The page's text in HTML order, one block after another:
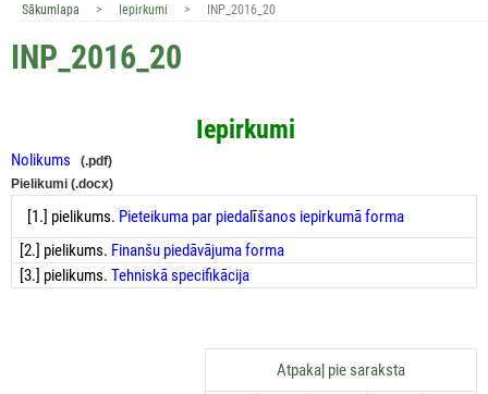
Sākumlapa > Iepirkumi > INP_2016_20
INP_2016_20
Iepirkumi
Nolikums
(.pdf)
Pielikumi (.docx)
[1.] pielikums. Pieteikuma par piedalīšanos iepirkumāforma
[2.] pielikums. Finanšu piedāvājuma forma
[3.] pielikums.Tehniskā specifikācija
Аtpakaļ pie saraksta